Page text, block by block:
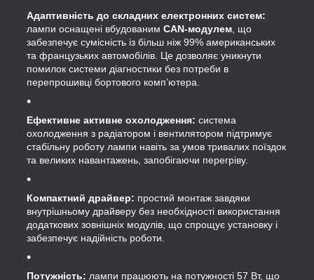
Адаптивність до складних електронних систем:
лампи оснащені вбудованим CAN-модулем , що
забезпечує сумісність із більш ніж 99% американських
та французьких автомобілів. Це дозволяє уникнути
помилок системи діагностики без потреби в
перепрошивці бортового комп’ютера.
Ефективне активне охолодження: система
охолодження з радіатором і вентилятором підтримує
стабільну роботу лампи навіть за умов тривалих поїздок
та великих навантажень, запобігаючи перегріву.
Компактний драйвер: простий монтаж завдяки
внутрішньому драйверу без необхідності використання
додаткових зовнішніх модулів, що спрощує установку і
забезпечує надійність роботи.
Потужність: лампи працюють на потужності 57 Вт, що